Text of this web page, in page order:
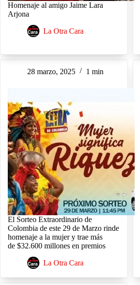
Homenaje al amigo Jaime Lara
Arjona
La Otra Cara
28 marzo, 2025 1 min
El Sorteo Extraordinario de
Colombia de este 29 de Marzo rinde
homenaje a la mujer y trae más
de $32.600 millones en premios
La Otra Cara